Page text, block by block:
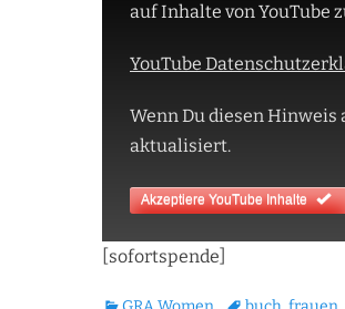
auf Inhalte von YouTube
YouTube
Wenn Du diesen
aktualisiert.
Akzeptiere YouTube Inhalte
[sofortspende]